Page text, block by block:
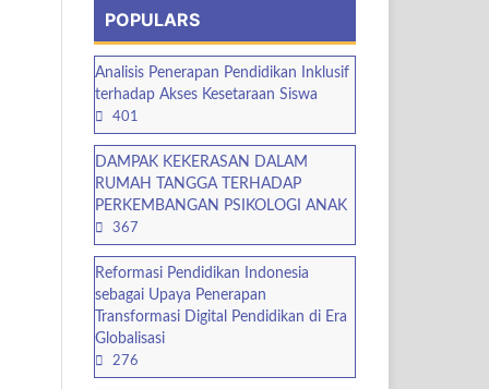
POPULARS
Analisis Penerapan Pendidikan Inklusif
terhadap Akses Kesetaraan Siswa
401
DAMPAK KEKERASAN DALAM
RUMAH TANGGA TERHADAP
PERKEMBANGAN PSIKOLOGI ANAK
367
Reformasi Pendidikan Indonesia
sebagai Upaya Penerapan
Transformasi Digital Pendidikan di Era
Globalisasi
276